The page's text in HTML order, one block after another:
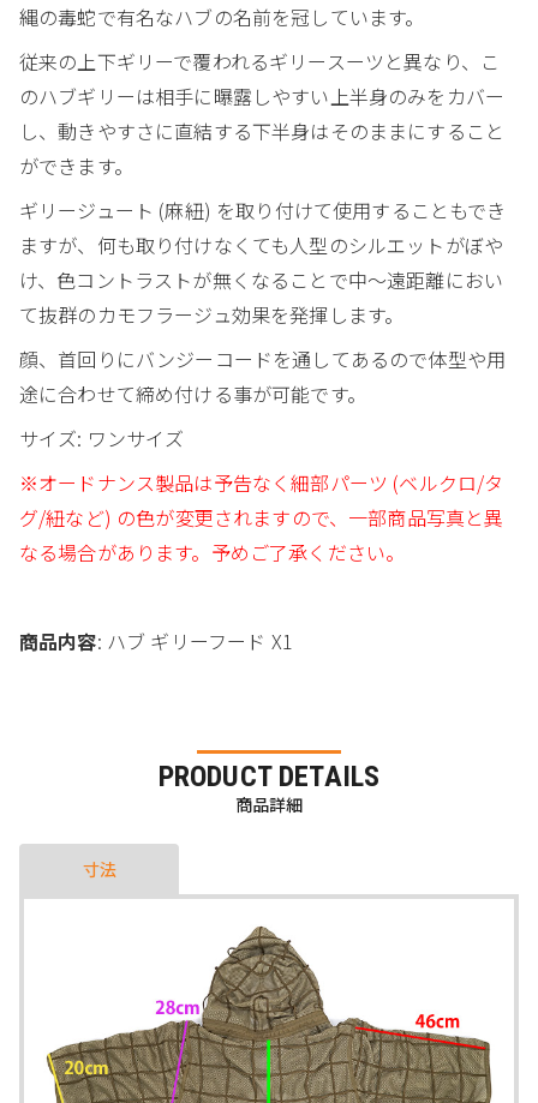
縄の毒蛇で有名なハブの名前を冠しています。
従来の上下ギリーで覆われるギリースーツと異なり、こ
のハブギリーは相手に曝露しやすい上半身のみをカバー
し、動きやすさに直結する下半身はそのままにすること
ができます。
ギリージュート (麻紐) を取り付けて使用することもでき
ますが、何も取り付けなくても人型のシルエットがぼや
け、色コントラストが無くなることで中～遠距離におい
て抜群のカモフラージュ効果を発揮します。
顔、首回りにバンジーコードを通してあるので体型や用
途に合わせて締め付ける事が可能です。
サイズ: ワンサイズ
※オードナンス製品は予告なく細部パーツ (ベルクロ/タ
グ/紐など) の色が変更されますので、一部商品写真と異
なる場合があります。予めご了承ください。
商品内容: ハブ ギリーフード X1
PRODUCT DETAILS
商品詳細
寸法